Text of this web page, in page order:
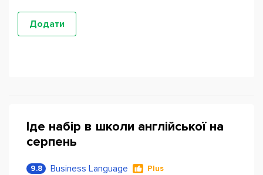
Іде набір в школи англійської на
серпень
9.8 Business Language Plus